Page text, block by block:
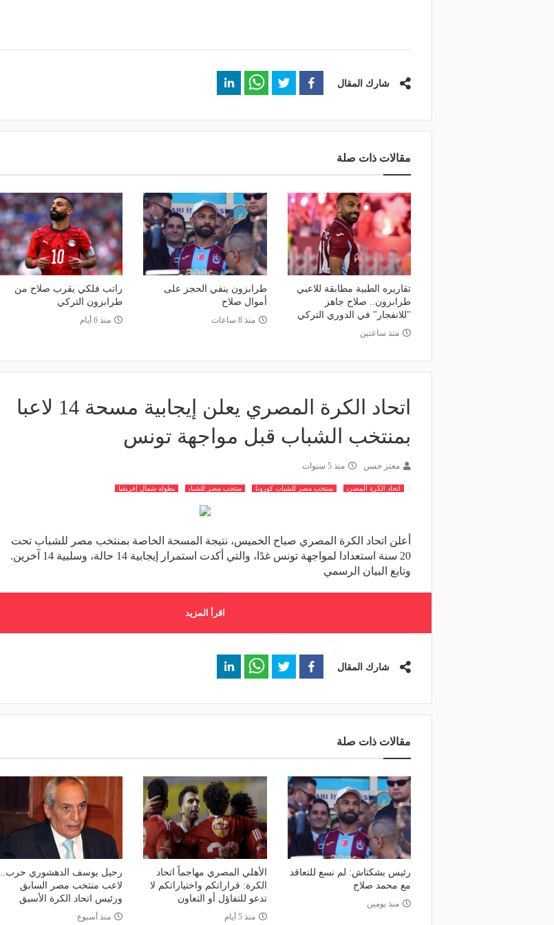
شارك المقال
مقالات ذات صلة
تقاريره الطبية مطابقة للاعبي
طرابزون.. صلاح جاهز
"للانفجار" في الدوري التركي
منذ ساعتين
طرابزون ينفي الحجز على
أموال صلاح
منذ 8 ساعات
راتب فلكي يقرب صلاح من
طرابزون التركي
منذ 6 أيام
اتحاد الكرة المصري يعلن إيجابية مسحة 14 لاعبا
بمنتخب الشباب قبل مواجهة تونس
معتز حسن منذ 5 سنوات
اتحاد الكرة المصري منتخب مصر للشباب كورونا منتخب مصر للشباب بطولة شمال إفريقيا
أعلن اتحاد الكرة المصري صباح الخميس، نتيجة المسحة الخاصة بمنتخب مصر للشباب تحت
20 سنة استعدادا لمواجهة تونس غدًا، والتي أكدت استمرار إيجابية 14 حالة، وسلبية 14 آخرين.
وتابع البيان الرسمي
اقرأ المزيد
شارك المقال
مقالات ذات صلة
رئيس بشكتاش: لم نسع للتعاقد
مع محمد صلاح
منذ يومين
الأهلي المصري مهاجماً اتحاد
الكرة: قراراتكم واختياراتكم لا
تدعو للتفاؤل أو التعاون
منذ 5 أيام
رحيل يوسف الدهشوري حرب..
لاعب منتخب مصر السابق
ورئيس اتحاد الكرة الأسبق
منذ أسبوع